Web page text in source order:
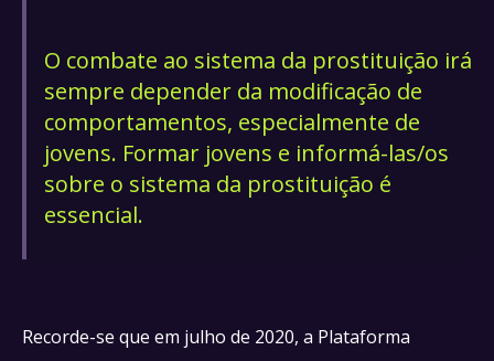
O combate ao sistema da prostituição irá
sempre depender da modificação de
comportamentos, especialmente de
jovens. Formar jovens e informá-las/os
sobre o sistema da prostituição é
essencial.
Recorde-se que em julho de 2020, a Plataforma